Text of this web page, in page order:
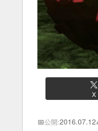
X
📅公開:2016.07.12